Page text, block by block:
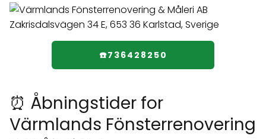
☎️736428250
⏰ Åbningstider for
Värmlands Fönsterrenovering